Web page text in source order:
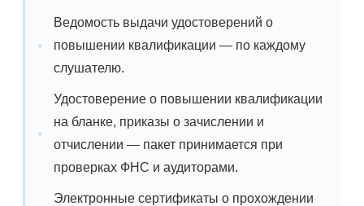
Ведомость выдачи удостоверений о
повышении квалификации — по каждому
слушателю.
Удостоверение о повышении квалификации
на бланке, приказы о зачислении и
отчислении — пакет принимается при
проверках ФНС и аудиторами.
Электронные сертификаты о прохождении